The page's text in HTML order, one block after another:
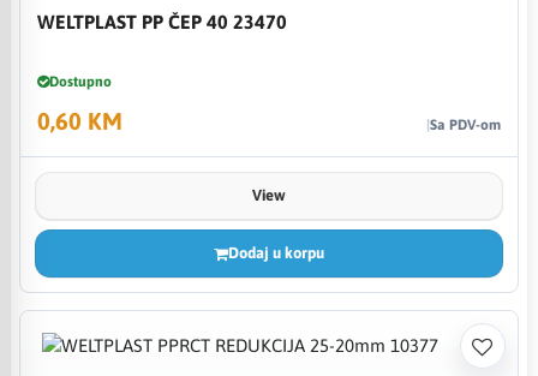
WELTPLAST PP ČEP 40 23470
Dostupno
0,60 KM Sa PDV-om
View
Dodaj u korpu